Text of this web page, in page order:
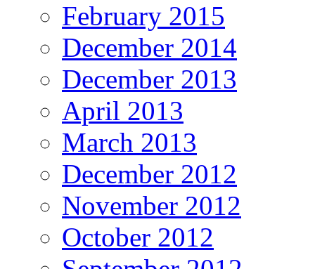
February 2015
December 2014
December 2013
April 2013
March 2013
December 2012
November 2012
October 2012